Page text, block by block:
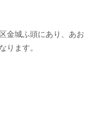
金城ふ頭にあり、あお
ります。